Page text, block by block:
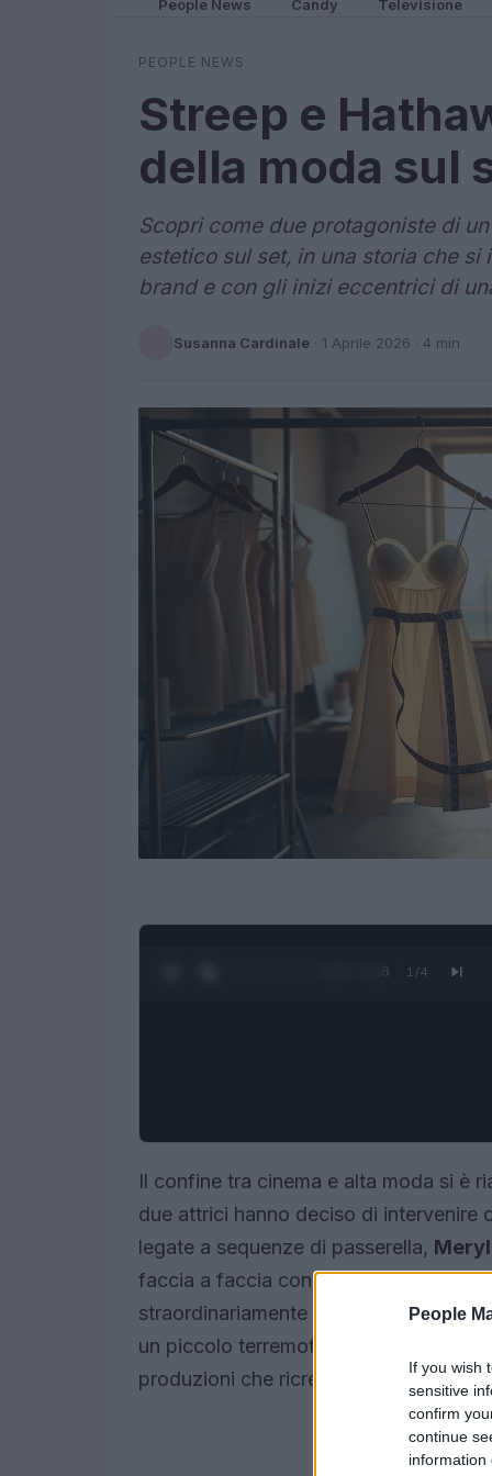
People
If you wish
sensitive
confirm
continue
information
People News Candy Televisione
PEOPLE NEWS
Streep e
della moda sul
Scopri come due protagoniste di
estetico sul set, in una storia che
brand e con gli inizi eccentrici di
Susanna Cardinale · 1 Aprile 2026 · 4 min
0:26 / 3:16 1 /4
Il confine tra cinema e alta moda si è
due attrici hanno deciso di intervenire
legate a sequenze di passerella,
faccia a faccia con uno standard
straordinariamente magre. La
un piccolo terremoto dietro le quinte
produzioni che ricreano il realismo